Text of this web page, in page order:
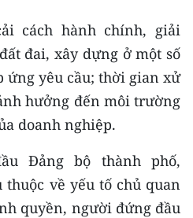
cách hành chính, giải
đai, xây dựng ở một số
ứng yêu cầu; thời gian xử
hưởng đến môi trường
doanh nghiệp.
Đảng bộ thành phố,
về yếu tố chủ quan
quyền, người đứng đầu